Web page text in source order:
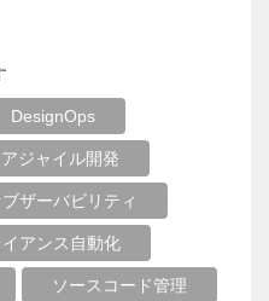
DesignOps
アジャイル開発
ブザーバビリティ
アンス自動化
ソースコード管理